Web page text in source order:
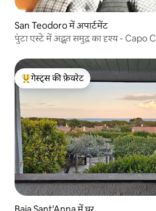
San Teodoro में अपार्टमेंट
पुंटा एस्टे में अद्भुत समुद्र का दृश्य - Capo
गेस्ट्स का टॉप फ़ेवरेट
गेस्ट्स की फ़ेवरेट